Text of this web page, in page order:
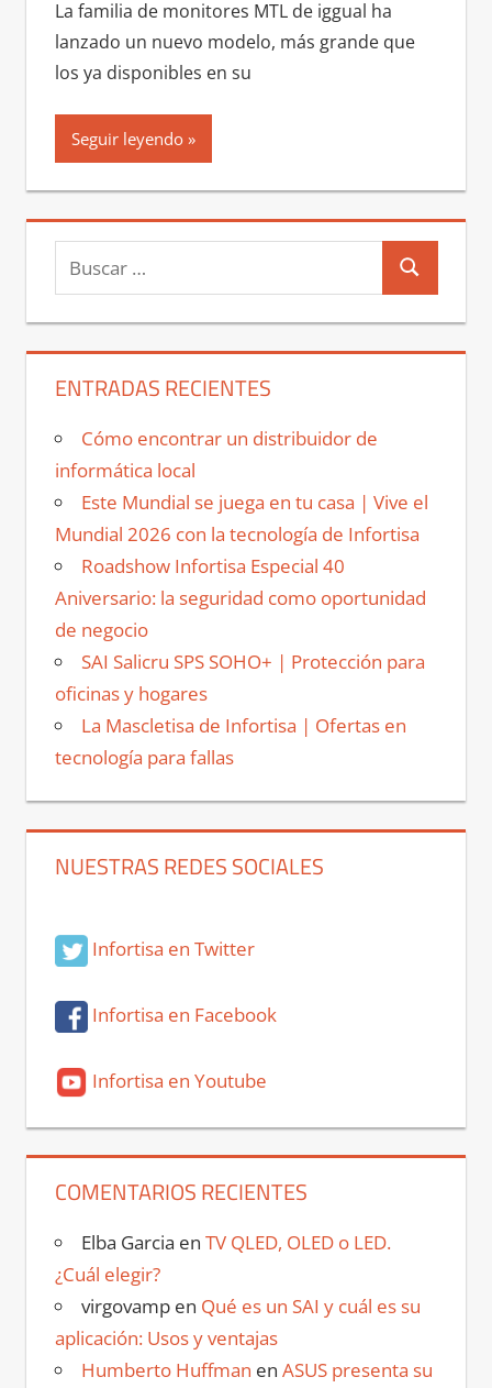
La familia de monitores MTL de iggual ha
lanzado un nuevo modelo, más grande que
los ya disponibles en su
Seguir leyendo
Buscar:
Buscar
ENTRADAS RECIENTES
Cómo encontrar un distribuidor de
informática local
Este Mundial se juega en tu casa | Vive el
Mundial 2026 con la tecnología de Infortisa
Roadshow Infortisa Especial 40
Aniversario: la seguridad como oportunidad
de negocio
SAI Salicru SPS SOHO+ | Protección para
oficinas y hogares
La Mascletisa de Infortisa | Ofertas en
tecnología para fallas
NUESTRAS REDES SOCIALES
Infortisa en Twitter
Infortisa en Facebook
Infortisa en Youtube
COMENTARIOS RECIENTES
Elba Garcia en TV QLED, OLED o LED.
¿Cuál elegir?
virgovampen Qué es un SAI y cuál es su
aplicación: Usos y ventajas
Humberto Huffman en ASUS presenta su